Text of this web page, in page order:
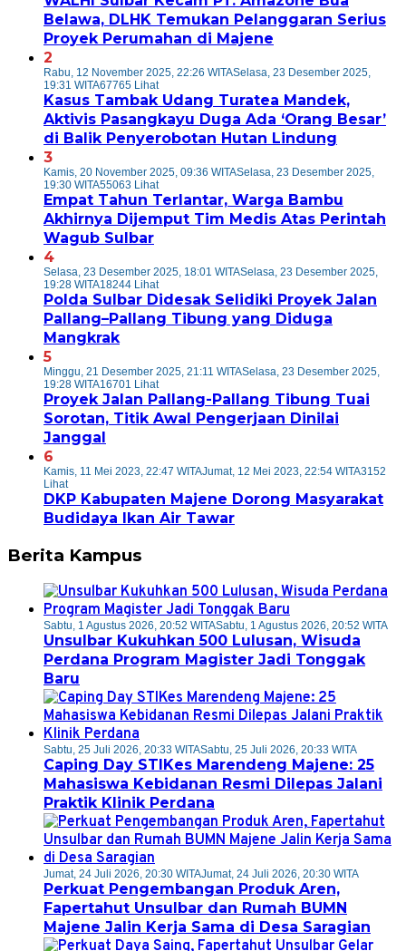
Belawa, DLHK Temukan Pelanggaran Serius
Proyek Perumahan di Majene
2
Rabu, 12 November 2025, 22:26 WITASelasa, 23 Desember 2025,
19:31 WITA67765 Lihat
Kasus Tambak Udang Turatea Mandek,
Aktivis Pasangkayu Duga Ada ‘Orang Besar’
di Balik Penyerobotan Hutan Lindung
3
Kamis, 20 November 2025, 09:36 WITASelasa, 23 Desember 2025,
19:30 WITA55063 Lihat
Empat Tahun Terlantar, Warga Bambu
Akhirnya Dijemput Tim Medis Atas Perintah
Wagub Sulbar
4
Selasa, 23 Desember 2025, 18:01 WITASelasa, 23 Desember 2025,
19:28 WITA18244 Lihat
Polda Sulbar Didesak Selidiki Proyek Jalan
Pallang–Pallang Tibung yang Diduga
Mangkrak
5
Minggu, 21 Desember 2025, 21:11 WITASelasa, 23 Desember 2025,
19:28 WITA16701 Lihat
Proyek Jalan Pallang-Pallang Tibung Tuai
Sorotan, Titik Awal Pengerjaan Dinilai
Janggal
6
Kamis, 11 Mei 2023, 22:47 WITAJumat, 12 Mei 2023, 22:54 WITA3152
Lihat
DKP Kabupaten Majene Dorong Masyarakat
Budidaya Ikan Air Tawar
Berita Kampus
Sabtu, 1 Agustus 2026, 20:52 WITASabtu, 1 Agustus 2026, 20:52 WITA
Unsulbar Kukuhkan 500 Lulusan, Wisuda
Perdana Program Magister Jadi Tonggak
Baru
Sabtu, 25 Juli 2026, 20:33 WITASabtu, 25 Juli 2026, 20:33 WITA
Caping Day STIKes Marendeng Majene: 25
Mahasiswa Kebidanan Resmi Dilepas Jalani
Praktik Klinik Perdana
Jumat, 24 Juli 2026, 20:30 WITAJumat, 24 Juli 2026, 20:30 WITA
Perkuat Pengembangan Produk Aren,
Fapertahut Unsulbar dan Rumah BUMN
Majene Jalin Kerja Sama di Desa Saragian